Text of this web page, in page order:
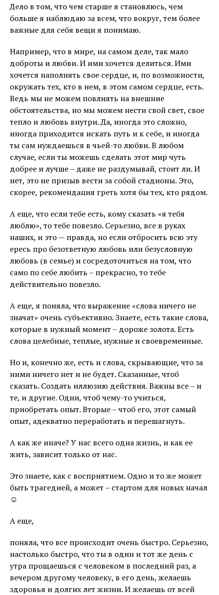
Дело в том, что чем старше я становлюсь, чем
больше я наблюдаю за всем, что вокруг, тем более
важные для себя вещи я понимаю.
Например, что в мире, на самом деле, так мало
доброты и любви. И ими хочется делиться. Ими
хочется наполнять свое сердце, и, по возможности,
окружать тех, кто в нем, в этом самом сердце, есть.
Ведь мы не можем повлиять на внешние
обстоятельства, но мы можем нести свой свет, свое
тепло и любовь внутри. Да, иногда это сложно,
иногда приходится искать путь и к себе, и иногда
ты сам нуждаешься в чьей-то любви. В любом
случае, если ты можешь сделать этот мир чуть
добрее и лучше – даже не раздумывай, стоит ли. И
нет, это не призыв вести за собой стадионы. Это,
скорее, рекомендация греть хотя бы тех, кто рядом.
А еще, что если тебе есть, кому сказать «я тебя
люблю», то тебе повезло. Серьезно, все в руках
наших, и это — правда, но если отбросить всю эту
ересь про безответную любовь или безусловную
любовь (в семье) и сосредоточиться на том, что
само по себе любить – прекрасно, то тебе
действительно повезло.
А еще, я поняла, что выражение «слова ничего не
значат» очень субъективно. Знаете, есть такие слова,
которые в нужный момент – дороже золота. Есть
слова целебные, теплые, нужные и своевременные.
Но и, конечно же, есть и слова, скрывающие, что за
ними ничего нет и не будет. Сказанные, чтоб
сказать. Создать иллюзию действия. Важны все – и
те, и другие. Одни, чтоб чему-то учиться,
приобретать опыт. Вторые – чтоб его, этот самый
опыт, адекватно переработать и перешагнуть.
А как же иначе? У нас всего одна жизнь, и как ее
жить, зависит только от нас.
Это знаете, как с восприятием. Одно и то же может
быть трагедией, а может – стартом для новых начал
☺
А еще,
поняла, что все происходит очень быстро. Серьезно,
настолько быстро, что ты в один и тот же день с
утра прощаешься с человеком в последний раз, а
вечером другому человеку, в его день, желаешь
здоровья и долгих лет жизни. И желаешь от всей